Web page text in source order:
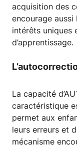
acquisition des
encourage
intérêts uniques
d’apprentissage.
La capacité
caractéristique
permet aux
leurs erreurs et
mécanisme